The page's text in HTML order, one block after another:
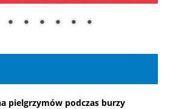
pielgrzymów podczas burzy